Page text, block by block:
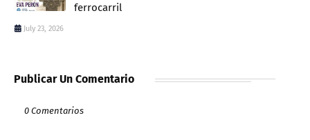
ferrocarril
July 23, 2026
Publicar Un Comentario
0 Comentarios